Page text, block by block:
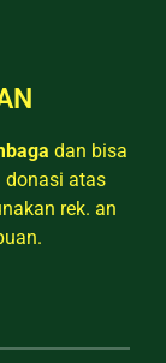
dan bisa
atas
rek. an